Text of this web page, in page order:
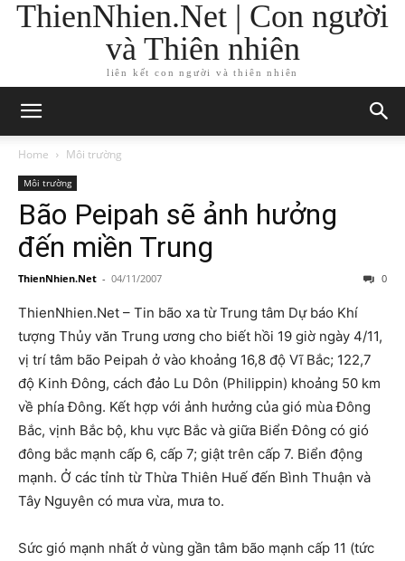
ThienNhien.Net | Con người
và Thiên nhiên
liên kết con người và thiên nhiên
Home Môi trường
Môi trường
Bão Peipah sẽ ảnh hưởng
đến miền Trung
ThienNhien.Net - 04/11/2007 0
ThienNhien.Net – Tin bão xa từ Trung tâm Dự báo Khí
tượng Thủy văn Trung ương cho biết hồi 19 giờ ngày 4/11,
vị trí tâm bão Peipah ở vào khoảng 16,8 độ Vĩ Bắc; 122,7
độ Kinh Đông, cách đảo Lu Dôn (Philippin) khoảng 50 km
về phía Đông. Kết hợp với ảnh hưởng của gió mùa Đông
Bắc, vịnh Bắc bộ, khu vực Bắc và giữa Biển Đông có gió
đông bắc mạnh cấp 6, cấp 7; giật trên cấp 7. Biển động
mạnh. Ở các tỉnh từ Thừa Thiên Huế đến Bình Thuận và
Tây Nguyên có mưa vừa, mưa to.
Sức gió mạnh nhất ở vùng gần tâm bão mạnh cấp 11 (tức